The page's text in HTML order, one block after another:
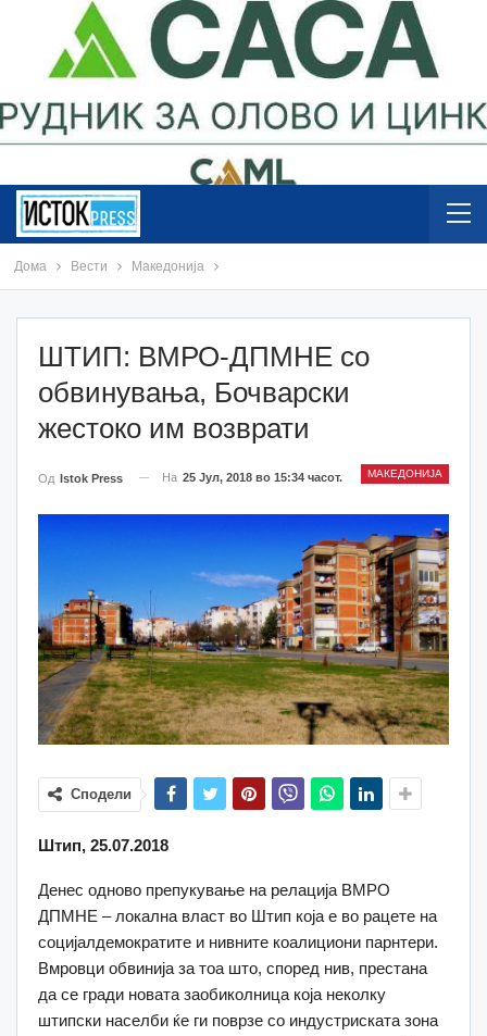
Дома Вести Македонија
ШТИП: ВМРО-ДПМНЕ со
обвинувања, Бочварски
жестоко им возврати
МАКЕДОНИЈА
Од Istok Press На 25 Јул, 2018 во 15:34 часот.
Сподели
Штип, 25.07.2018
Денес одново препукување на релација ВМРО
ДПМНЕ – локална власт во Штип која е во рацете на
социјалдемократите и нивните коалициони парнтери.
Вмровци обвинија за тоа што, според нив, престана
да се гради новата заобиколница која неколку
штипски населби ќе ги поврзе со индустриската зона